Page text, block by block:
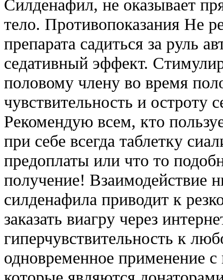
Силденафил, не оказывает
тело. Противопоказания Не
препарата садиться за руль
седативный эффект.
половому члену во время
чувствительность и
Рекомендую всем, кто
при себе всегда таблетку
предоплаты или что то
получение! Взаимодействие
силденафила приводит к
заказать виагру через
гиперчувствительность к
одновременное применение